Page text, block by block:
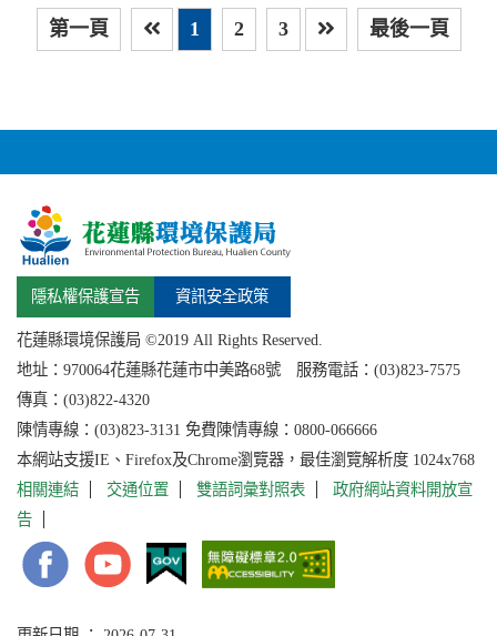
第一頁
上一頁
1 2 3 最後一頁
隱私權保護宣告 資訊安全政策
花蓮縣環境保護局 ©2019 All Rights Reserved.
地址： 970064花蓮縣花蓮市中美路68號 服務電話：(03)823-7575
傳真：(03)822-4320
陳情專線：(03)823-3131 免費陳情專線：0800-066666
本網站支援IE、Firefox及Chrome瀏覽器，最佳瀏覽解析度 1024x768
相關連結
交通位置 雙語詞彙對照表
政府網站資料開放宣
告